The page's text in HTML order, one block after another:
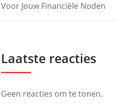
Voor Jouw Financiële Noden
Laatste reacties
Geen reacties om te tonen.